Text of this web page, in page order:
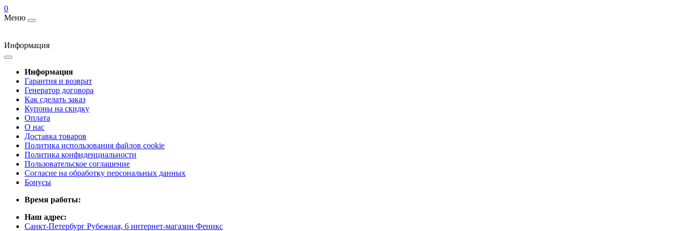
0
Меню
Информация
Информация
Гарантия и возврат
Генератор договора
Как сделать заказ
Купоны на скидку
Оплата
О нас
Доставка товаров
Политика использования файлов cookie
Политика конфиденциальности
Пользовательское соглашение
Согласие на обработку персональных данных
Бонусы
Время работы:
Наш адрес:
Санкт-Петербург Рубежная, 6 интернет-магазин Феникс